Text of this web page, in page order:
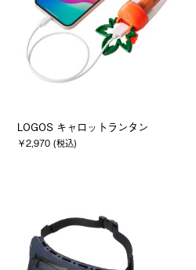
LOGOS キャロットランタン
￥2,970 (税込)